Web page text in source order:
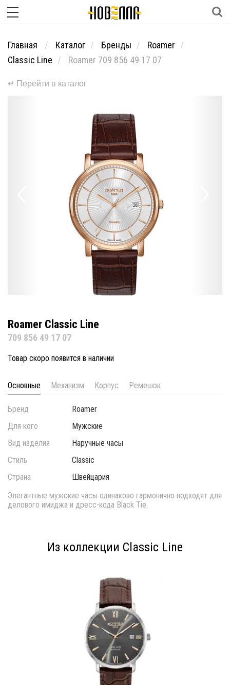
Главная Каталог Бренды
Roamer
Classic Line
Roamer 709 856 49 17 07
↵ Перейти в каталог
Roamer Classic Line
709 856 49 17 07
Товар скоро появится в наличии
Основные Механизм Корпус Ремешок
Бренд
Roamer
Для кого
Мужские
Вид изделия
Наручные часы
Стиль
Classic
Страна
Швейцария
Элегантные мужские часы одинаково гармонично подходят для
делового имиджа и дресс-кода Black Tie.
Из коллекции Classic Line